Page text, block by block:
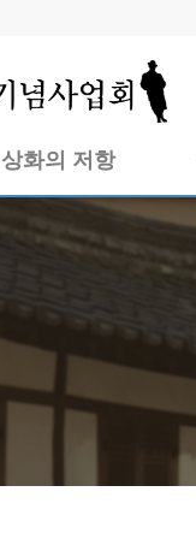
상화의 저항